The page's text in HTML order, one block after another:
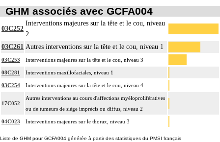
GHM associés avec GCFA004
03C252
Interventions majeures sur la tête et le cou, niveau
2
03C261 Autres interventions sur la tête et le cou, niveau 1
03C253 Interventions majeures sur la tête et le cou, niveau 3
08C281 Interventions maxillofaciales, niveau 1
03C254 Interventions majeures sur la tête et le cou, niveau 4
17C052
Autres interventions au cours d'affections myéloprolifératives
ou de tumeurs de siège imprécis ou diffus, niveau 2
04C023 Interventions majeures sur le thorax, niveau 3
Liste de GHM pour GCFA004 générée à partir des statistiques du PMSI français